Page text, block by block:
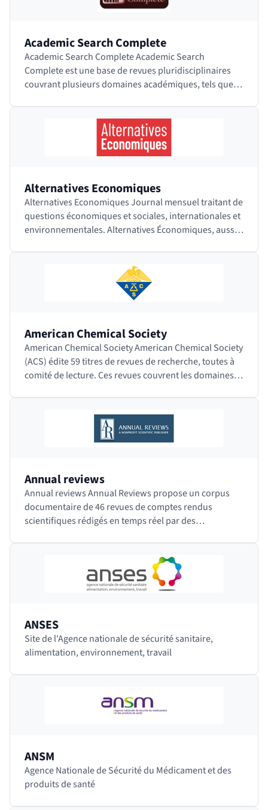
Academic Search Complete
Academic Search Complete Academic Search
Complete est une base de revues pluridisciplinaires
couvrant plusieurs domaines académiques, tels que
Alternatives Economiques
Alternatives Economiques Journal mensuel traitant de
questions économiques et sociales, internationales et
environnementales. Alternatives Économiques, aussi
American Chemical Society
American Chemical Society American Chemical Society
(ACS) édite 59 titres de revues de recherche, toutes à
comité de lecture. Ces revues couvrent les domaines
Annual reviews
Annual reviews Annual Reviews propose un corpus
documentaire de 46 revues de comptes rendus
scientifiques rédigés en temps réel par des
ANSES
Site de l'Agence nationale de sécurité sanitaire,
alimentation, environnement, travail
ANSM
Agence Nationale de Sécurité du Médicament et des
produits de santé